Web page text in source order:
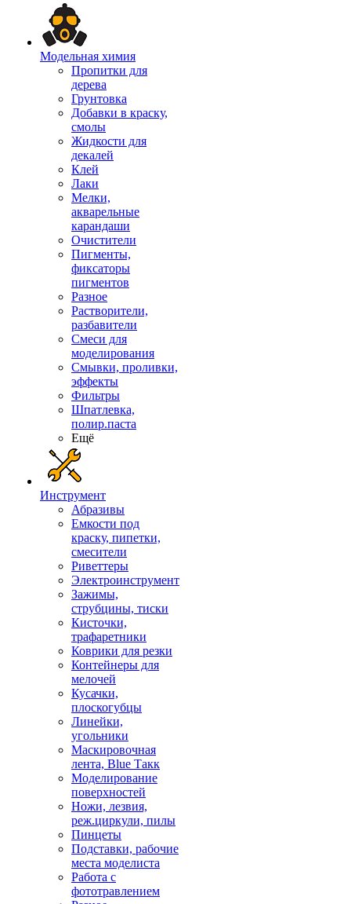
Модельная химия
Пропитки для
дерева
Грунтовка
Добавки в краску,
смолы
Жидкости для
декалей
Клей
Лаки
Мелки,
акварельные
карандаши
Очистители
Пигменты,
фиксаторы
пигментов
Разное
Растворители,
разбавители
Смеси для
моделирования
Смывки, проливки,
эффекты
Фильтры
Шпатлевка,
полир.паста
Ещё
Инструмент
Абразивы
Емкости под
краску, пипетки,
смесители
Риветтеры
Электроинструмент
Зажимы,
струбцины, тиски
Кисточки,
трафаретники
Коврики для резки
Контейнеры для
мелочей
Кусачки,
плоскогубцы
Линейки,
угольники
Маскировочная
лента, Blue Такк
Моделирование
поверхностей
Ножи, лезвия,
реж.циркули, пилы
Пинцеты
Подставки, рабочие
места моделиста
Работа с
фототравлением